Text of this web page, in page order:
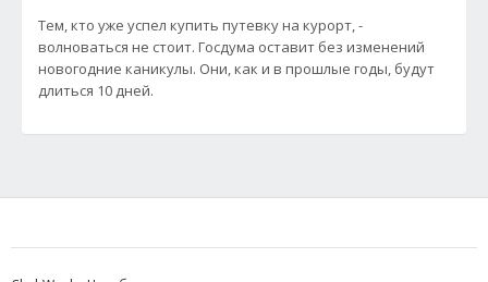
Тем, кто уже успел купить путевку на курорт, -
волноваться не стоит. Госдума оставит без изменений
новогодние каникулы. Они, как и в прошлые годы, будут
длиться 10 дней.